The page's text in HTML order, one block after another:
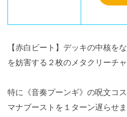
【赤白ビート】デッキの中核を
を妨害する２枚のメタクリーチャ
特に《音奏プーンギ》の呪文コ
マナブーストを１ターン遅らせま